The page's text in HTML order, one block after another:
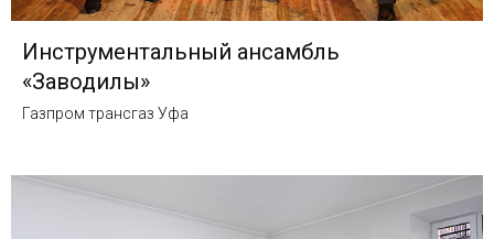
Инструментальный ансамбль
«Заводилы»
Газпром трансгаз Уфа